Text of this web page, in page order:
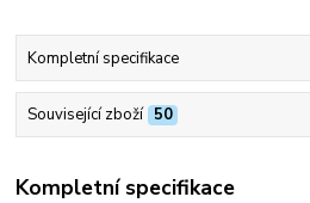
Kompletní specifikace
Související zboží 50
Kompletní specifikace